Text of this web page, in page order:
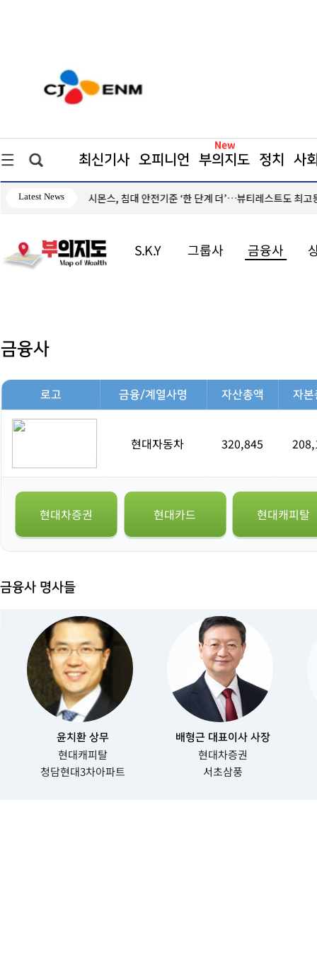
최신기사 오피니언 부의지도 정치 사
Latest News 시몬스, 침대 안전기준 ‘한 단계 더’…뷰티레스트도 최고
S.K.Y 그룹사 금융사
금융사
로고 금융/계열사명 자산총액 자본
현대자동차 320,845
현대차증권 현대카드 현대캐피탈
금융사 명사들
윤치환 상무
현대캐피탈
청담현대3차아파트
배형근 대표이사 사장
현대차증권
서초삼풍